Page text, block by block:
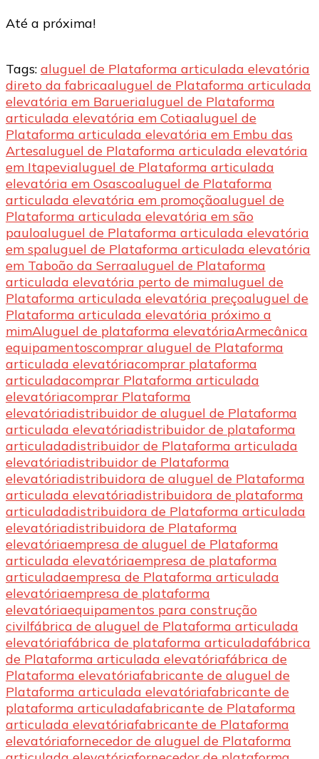
Até a próxima!
Tags: aluguel de Plataforma articulada elevatória
direto da fabricaaluguel de Plataforma articulada
elevatória em Baruerialuguel de Plataforma
articulada elevatória em Cotiaaluguel de
Plataforma articulada elevatória em Embu das
Artesaluguel de Plataforma articulada elevatória
em Itapevialuguel de Plataforma articulada
elevatória em Osascoaluguel de Plataforma
articulada elevatória em promoçãoaluguel de
Plataforma articulada elevatória em são
pauloaluguel de Plataforma articulada elevatória
em spaluguel de Plataforma articulada elevatória
em Taboão da Serraaluguel de Plataforma
articulada elevatória perto de mimaluguel de
Plataforma articulada elevatória preçoaluguel de
Plataforma articulada elevatória próximo a
mimAluguel de plataforma elevatóriaArmecânica
equipamentoscomprar aluguel de Plataforma
articulada elevatóriacomprar plataforma
articuladacomprar Plataforma articulada
elevatóriacomprar Plataforma
elevatóriadistribuidor de aluguel de Plataforma
articulada elevatóriadistribuidor de plataforma
articuladadistribuidor de Plataforma articulada
elevatóriadistribuidor de Plataforma
elevatóriadistribuidora de aluguel de Plataforma
articulada elevatóriadistribuidora de plataforma
articuladadistribuidora de Plataforma articulada
elevatóriadistribuidora de Plataforma
elevatóriaempresa de aluguel de Plataforma
articulada elevatóriaempresa de plataforma
articuladaempresa de Plataforma articulada
elevatóriaempresa de plataforma
elevatóriaequipamentos para construção
civilfábrica de aluguel de Plataforma articulada
elevatóriafábrica de plataforma articuladafábrica
de Plataforma articulada elevatóriafábrica de
Plataforma elevatóriafabricante de aluguel de
Plataforma articulada elevatóriafabricante de
plataforma articuladafabricante de Plataforma
articulada elevatóriafabricante de Plataforma
elevatóriafornecedor de aluguel de Plataforma